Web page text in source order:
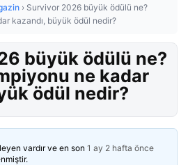
› Survivor 2026 büyük ödülü ne?
kazandı, büyük ödül nedir?
büyük ödülü ne?
ne kadar
ödül nedir?
vardır ve en son 1 ay 2 hafta önce